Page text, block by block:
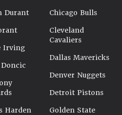
Durant
Irving
Harden
Chicago Bulls
Cleveland
Cavaliers
Dallas Mavericks
Denver Nuggets
Detroit Pistons
Golden State